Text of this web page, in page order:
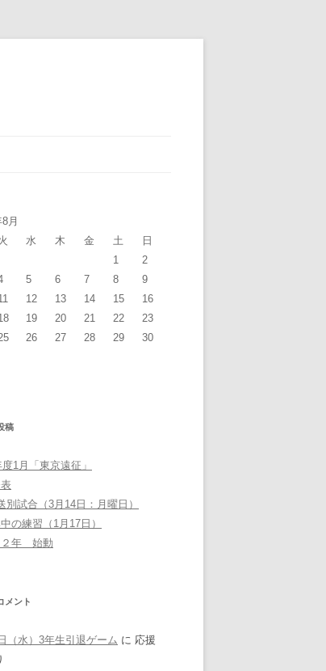
月
水 木 金 土
日
1
2
5 6 7 8
9
12 13 14 15
16
19 20 21 22
23
26 27 28 29
30
稿
1月「東京遠征」
別試合（3月14日：月曜日）
の練習（1月17日）
２年 始動
メント
（水）3年生引退ゲーム に 応援